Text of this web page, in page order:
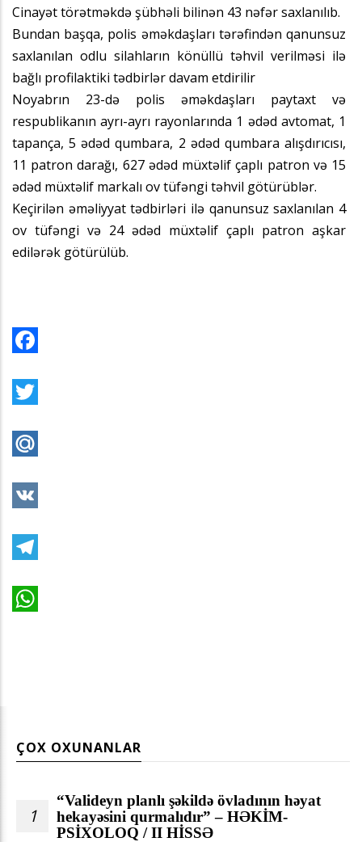
Cinayət törətməkdə şübhəli bilinən 43 nəfər saxlanılıb.
Bundan başqa, polis əməkdaşları tərəfindən qanunsuz
saxlanılan odlu silahların könüllü təhvil verilməsi ilə
bağlı profilaktiki tədbirlər davam etdirilir
Noyabrın 23-də polis əməkdaşları paytaxt və
respublikanın ayrı-ayrı rayonlarında 1 ədəd avtomat, 1
tapança, 5 ədəd qumbara, 2 ədəd qumbara alışdırıcısı,
11 patron darağı, 627 ədəd müxtəlif çaplı patron və 15
ədəd müxtəlif markalı ov tüfəngi təhvil götürüblər.
Keçirilən əməliyyat tədbirləri ilə qanunsuz saxlanılan 4
ov tüfəngi və 24 ədəd müxtəlif çaplı patron aşkar
edilərək götürülüb.
ÇOX OXUNANLAR
1
“Valideyn planlı şəkildə övladının həyat
hekayəsini qurmalıdır” – HƏKİM-
PSİXOLOQ / II HİSSƏ